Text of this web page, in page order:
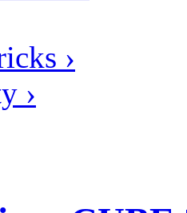
›
›